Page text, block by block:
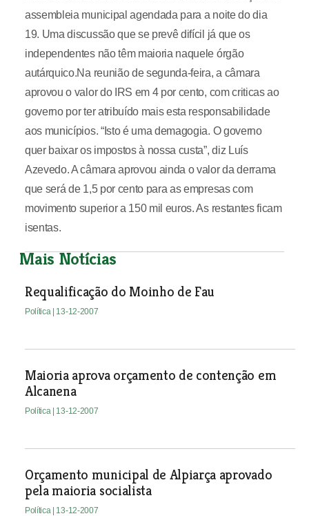
assembleia municipal agendada para a noite do dia
19. Uma discussão que se prevê difícil já que os
independentes não têm maioria naquele órgão
autárquico.Na reunião de segunda-feira, a câmara
aprovou o valor do IRS em 4 por cento, com criticas ao
governo por ter atribuído mais esta responsabilidade
aos municípios. “Isto é uma demagogia. O governo
quer baixar os impostos à nossa custa”, diz Luís
Azevedo. A câmara aprovou ainda o valor da derrama
que será de 1,5 por cento para as empresas com
movimento superior a 150 mil euros. As restantes ficam
isentas.
Mais Notícias
Requalificação do Moinho de Fau
Política | 13-12-2007
Maioria aprova orçamento de contenção em
Alcanena
Política | 13-12-2007
Orçamento municipal de Alpiarça aprovado
pela maioria socialista
Política | 13-12-2007